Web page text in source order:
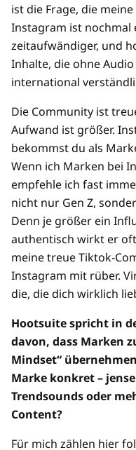
ist die Frage, die
Instagram ist nochmal
zeitaufwändiger, und
Inhalte, die ohne
international
Die Community ist
Aufwand ist größer.
bekommst du als
Wenn ich Marken bei
empfehle ich fast
nicht nur Gen Z,
Denn je größer ein
authentisch wirkt er
meine treue Tiktok-
Instagram mit rüber.
die, die dich wirklich
Hootsuite spricht in
davon, dass Marken
Mindset“
Marke konkret –
Trendsounds oder
Content?
Für mich zählen hier